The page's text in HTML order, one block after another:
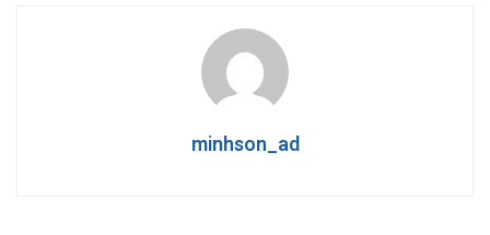
minhson_ad